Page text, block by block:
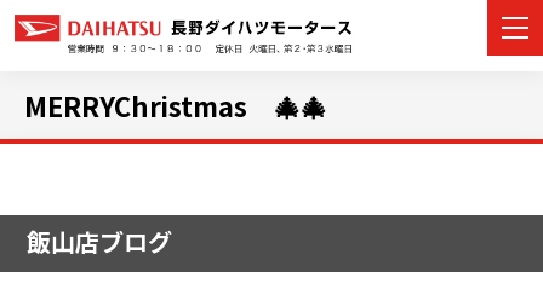
MERRYChristmas 🎄🎄
飯山店ブログ